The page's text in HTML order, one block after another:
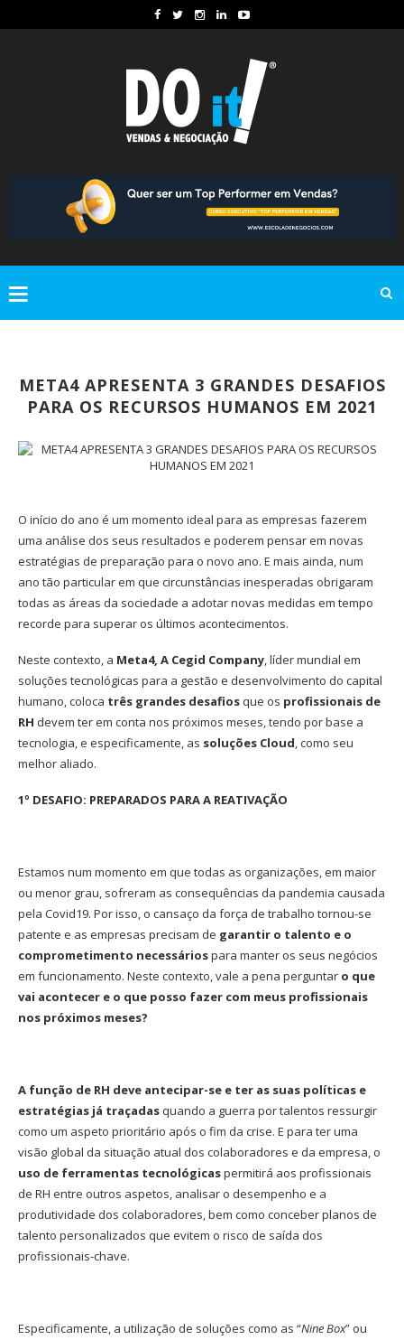
META4 APRESENTA 3 GRANDES DESAFIOS
PARA OS RECURSOS HUMANOS EM 2021
O início do ano é um momento ideal para as empresas fazerem
uma análise dos seus resultados e poderem pensar em novas
estratégias de preparação para o novo ano. E mais ainda, num
ano tão particular em que circunstâncias inesperadas obrigaram
todas as áreas da sociedade a adotar novas medidas em tempo
recorde para superar os últimos acontecimentos.
Neste contexto, a Meta4, A Cegid Company, líder mundial em
soluções tecnológicas para a gestão e desenvolvimento do capital
humano, coloca três grandes desafiosque os profissionais de
RH devem ter em conta nos próximos meses, tendo por base a
tecnologia, e especificamente, as soluções Cloud, como seu
melhor aliado.
1º DESAFIO: PREPARADOS PARA A REATIVAÇÃO
Estamos num momento em que todas as organizações, em maior
ou menor grau, sofreram as consequências da pandemia causada
pela Covid19. Por isso, o cansaço da força de trabalho tornou-se
patente e as empresas precisam de garantir o talento e o
comprometimento necessáriospara manter os seus negócios
em funcionamento. Neste contexto, vale a pena perguntar o que
vai acontecer e o que posso fazer com meus profissionais
nos próximos meses?
A função de RH deve antecipar-se e ter as suas políticas e
estratégias já traçadasquando a guerra por talentos ressurgir
como um aspeto prioritário após o fim da crise. E para ter uma
visão global da situação atual dos colaboradores e da empresa, o
uso de ferramentas tecnológicaspermitirá aos profissionais
de RH entre outros aspetos, analisar o desempenho e a
produtividade dos colaboradores, bem como conceber planos de
talento personalizados que evitem o risco de saída dos
profissionais-chave.
Especificamente, a utilização de soluções como as “Nine Box” ou